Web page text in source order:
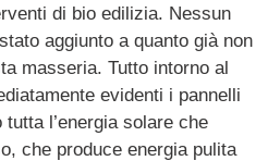
di bio edilizia. Nessun
aggiunto a quanto già non
masseria. Tutto intorno al
evidenti i pannelli
l’energia solare che
che produce energia pulita